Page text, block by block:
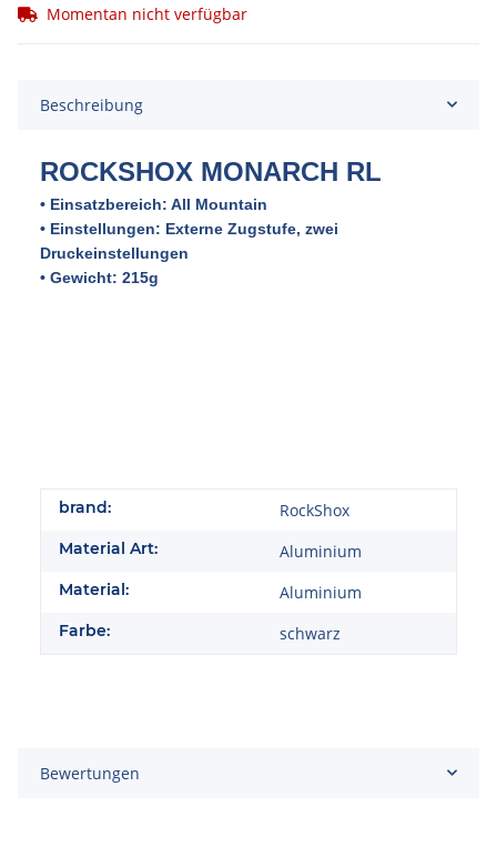
Momentan nicht verfügbar
Beschreibung
ROCKSHOX MONARCH RL
• Einsatzbereich: All Mountain
• Einstellungen: Externe Zugstufe, zwei
Druckeinstellungen
• Gewicht: 215g
brand: RockShox
Material Art: Aluminium
Material: Aluminium
Farbe: schwarz
Bewertungen